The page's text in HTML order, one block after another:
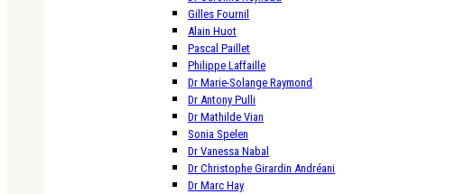
Gilles Fournil
Alain Huot
Pascal Paillet
Philippe Laffaille
Dr Marie-Solange Raymond
Dr Antony Pulli
Dr Mathilde Vian
Sonia Spelen
Dr Vanessa Nabal
Dr Christophe Girardin Andréani
Dr Marc Hay